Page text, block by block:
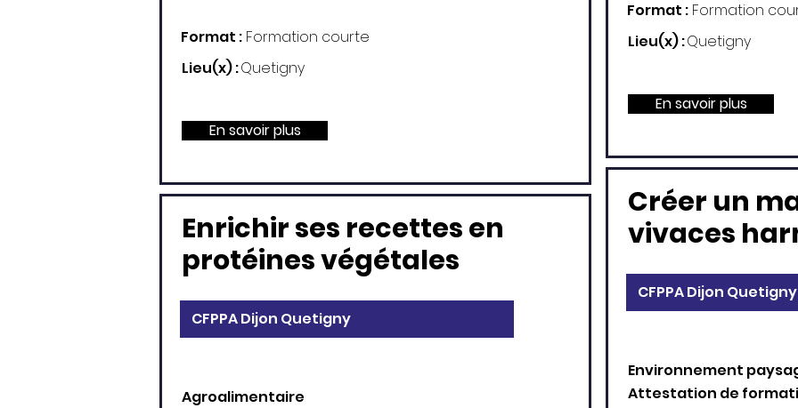
Format : Formation courte
Lieu(x) :Quetigny
En savoir plus
Enrichir ses recettes en
protéines végétales
CFPPA Dijon Quetigny
Agroalimentaire
Format : Formation
Lieu(x) :Quetigny
En savoir plus
Créer un
vivaces
CFPPA Dijon Quetigny
Environnement
Attestation de